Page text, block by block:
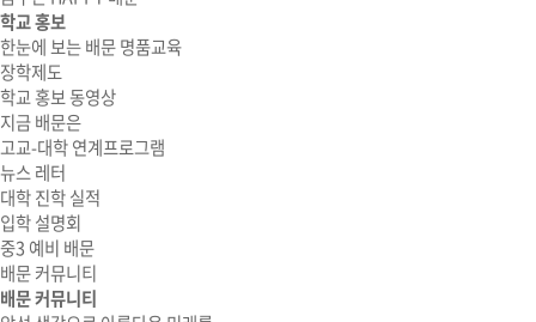
학교 홍보
한눈에 보는 배문 명품교육
장학제도
학교 홍보 동영상
지금 배문은
고교-대학 연계프로그램
뉴스 레터
대학 진학 실적
입학 설명회
중3 예비 배문
배문 커뮤니티
배문 커뮤니티